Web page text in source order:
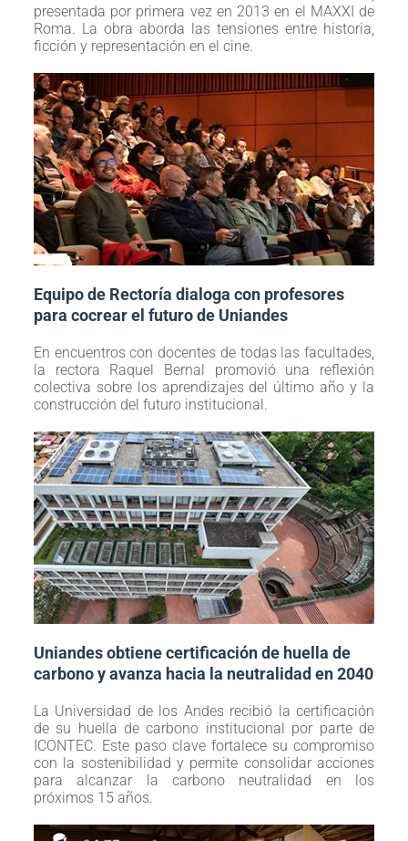
presentada por primera vez en 2013 en el MAXXI de
Roma. La obra aborda las tensiones entre historia,
ficción y representación en el cine.
Equipo de Rectoría dialoga con profesores
para cocrear el futuro de Uniandes
En encuentros con docentes de todas las facultades,
la rectora Raquel Bernal promovió una reflexión
colectiva sobre los aprendizajes del último año y la
construcción del futuro institucional.
Uniandes obtiene certificación de huella de
carbono y avanza hacia la neutralidad en 2040
La Universidad de los Andes recibió la certificación
de su huella de carbono institucional por parte de
ICONTEC. Este paso clave fortalece su compromiso
con la sostenibilidad y permite consolidar acciones
para alcanzar la carbono neutralidad en los
próximos 15 años.